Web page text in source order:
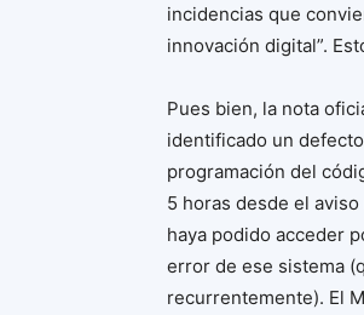
incidencias que
innovación digital”.
Pues bien, la nota
identificado un
programación del
5 horas desde el
haya podido acceder
error de ese sistema
recurrentemente). El